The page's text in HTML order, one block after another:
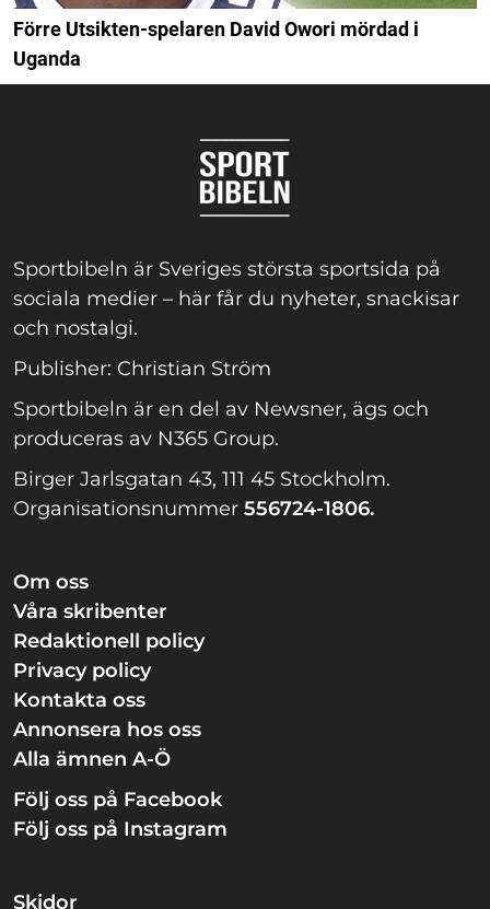
Förre Utsikten-spelaren David Owori mördad i
Uganda
Sportbibeln är Sveriges största sportsida på
sociala medier – här får du nyheter, snackisar
och nostalgi.
Publisher: Christian Ström
Sportbibeln är en del av Newsner, ägs och
produceras av N365 Group.
Birger Jarlsgatan 43, 111 45 Stockholm.
Organisationsnummer 556724-1806.
Om oss
Våra skribenter
Redaktionell policy
Privacy policy
Kontakta oss
Annonsera hos oss
Alla ämnen A-Ö
Följ oss på Facebook
Följ oss på Instagram
Skidor